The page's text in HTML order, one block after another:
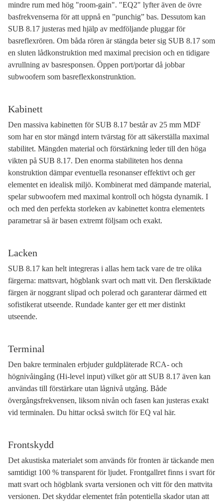
mindre rum med hög "room-gain". "EQ2" lyfter även de övre
basfrekvenserna för att uppnå en ”punchig” bas. Dessutom kan
SUB 8.17 justeras med hjälp av medföljande pluggar för
basreflexrören. Om båda rören är stängda beter sig SUB 8.17 som
en sluten lådkonstruktion med maximal precision och en tidigare
avrullning av basresponsen. Öppen port/portar då jobbar
subwoofern som basreflexkonstrunktion.
Kabinett
Den massiva kabinetten för SUB 8.17 består av 25 mm MDF
som har en stor mängd intern tvärstag för att säkerställa maximal
stabilitet. Mängden material och förstärkning leder till den höga
vikten på SUB 8.17. Den enorma stabiliteten hos denna
konstruktion dämpar eventuella resonanser effektivt och ger
elementet en idealisk miljö. Kombinerat med dämpande material,
spelar subwoofern med maximal kontroll och högsta dynamik. I
och med den perfekta storleken av kabinettet kontra elementets
parametrar så är basen extremt följsam och exakt.
Lacken
SUB 8.17 kan helt integreras i allas hem tack vare de tre olika
färgerna: mattsvart, högblank svart och matt vit. Den flerskiktade
färgen är noggrant slipad och polerad och garanterar därmed ett
sofistikerat utseende. Rundade kanter ger ett mer distinkt
utseende.
Terminal
Den bakre terminalen erbjuder guldpläterade RCA- och
högnivåingång (Hi-level input) vilket gör att SUB 8.17 även kan
användas till förstärkare utan lågnivå utgång. Både
övergångsfrekvensen, liksom nivån och fasen kan justeras exakt
vid terminalen. Du hittar också switch för EQ val här.
Frontskydd
Det akustiska materialet som används för fronten är täckande men
samtidigt 100 % transparent för ljudet. Frontgallret finns i svart för
matt svart och högblank svarta versionen och vitt för den mattvita
versionen. Det skyddar elementet från potentiella skador utan att